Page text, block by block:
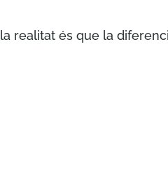
realitat és que la